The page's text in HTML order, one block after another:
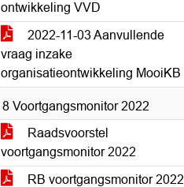
ontwikkeling VVD
2022-11-03 Aanvullende
vraag inzake
organisatieontwikkeling MooiKB
8 Voortgangsmonitor 2022
Raadsvoorstel
voortgangsmonitor 2022
RB voortgangsmonitor 2022